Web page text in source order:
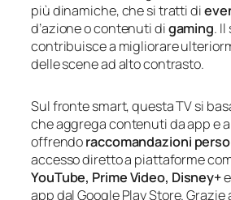
più dinamiche, che si tratti di
d’azione o contenuti digaming.
contribuisce a migliorare
delle scene ad alto contrasto.
Sul fronte smart, questa TV si
che aggrega contenuti da app e
offrendoraccomandazioni
accesso diretto a piattaforme
YouTube, Prime Video, Disney+
app dal Google Play Store. Grazie